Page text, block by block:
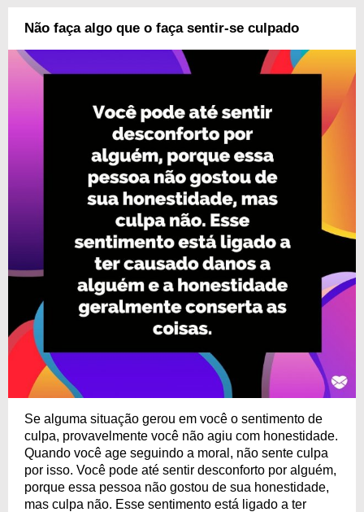
Não faça algo que o faça sentir-se culpado
Se alguma situação gerou em você o sentimento de
culpa, provavelmente você não agiu com honestidade.
Quando você age seguindo a moral, não sente culpa
por isso. Você pode até sentir desconforto por alguém,
porque essa pessoa não gostou de sua honestidade,
mas culpa não. Esse sentimento está ligado a ter